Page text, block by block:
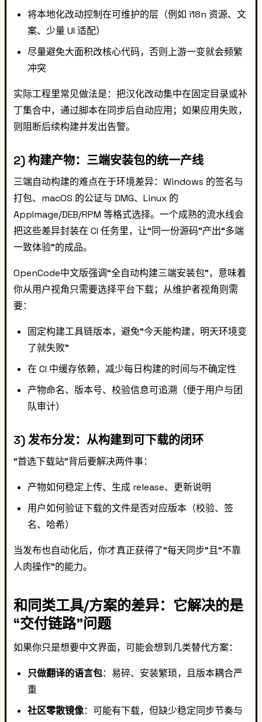
将本地化改动控制在可维护的层（例如 i18n 资源、文
案、少量 UI 适配）
尽量避免大面积改核心代码，否则上游一变就会频繁
冲突
实际工程里常见做法是：把汉化改动集中在固定目录或补
丁集合中，通过脚本在同步后自动应用；如果应用失败，
则阻断后续构建并发出告警。
2) 构建产物：三端安装包的统一产线
三端自动构建的难点在于环境差异：Windows 的签名与
打包、macOS 的公证与 DMG、Linux 的
AppImage/DEB/RPM 等格式选择。一个成熟的流水线会
把这些差异封装在 CI 任务里，让“同一份源码”产出“多端
一致体验”的成品。
OpenCode中文版强调“全自动构建三端安装包”，意味着
你从用户视角只需要选择平台下载；从维护者视角则需
要：
固定构建工具链版本，避免“今天能构建，明天环境变
了就失败”
在 CI 中缓存依赖，减少每日构建的时间与不确定性
产物命名、版本号、校验信息可追溯（便于用户与团
队审计）
3) 发布分发：从构建到可下载的闭环
“首选下载站”背后要解决两件事：
产物如何稳定上传、生成 release、更新说明
用户如何验证下载的文件是否对应版本（校验、签
名、哈希）
当发布也自动化后，你才真正获得了“每天同步”且“不靠
人肉操作”的能力。
和同类工具/方案的差异：它解决的是
“交付链路”问题
如果你只是想要中文界面，可能会想到几类替代方案：
只做翻译的语言包：易碎、安装繁琐，且版本耦合严
重
社区零散镜像：可能有下载，但缺少稳定同步节奏与